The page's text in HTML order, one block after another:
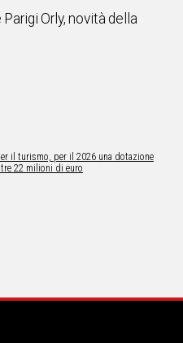
Orly, novità della